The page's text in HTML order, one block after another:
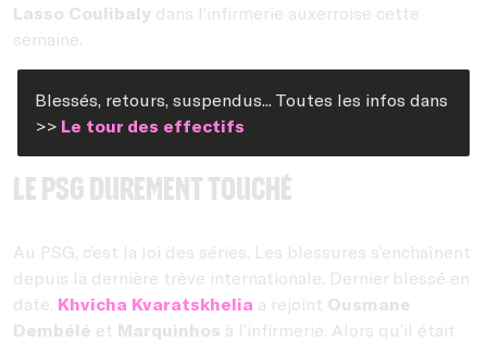
Lasso Coulibaly dans l’infirmerie auxerroise cette
semaine.
Blessés, retours, suspendus... Toutes les infos dans
>> Le tour des effectifs
Le PSG durement touché
Au PSG, c’est la loi des séries. Les blessures s’enchaînent
depuis la dernière trêve internationale. Dernier blessé en
date, Khvicha Kvaratskhelia a rejoint Ousmane
Dembélé et Marquinhos à l’infirmerie. Alors qu’il était